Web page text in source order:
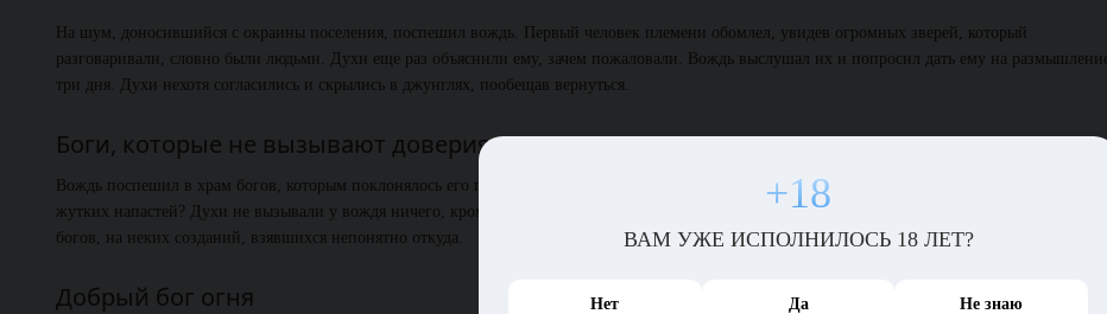
На шум, доносившийся с окраины поселения, поспешил вождь. Первый человек племени обомлел, увидев огромных зверей, который
разговаривали, словно были людьми. Духи еще раз объяснили ему, зачем пожаловали. Вождь выслушал их и попросил дать ему на размышление
три дня. Духи нехотя согласились и скрылись в джунглях, пообещав вернуться.
Боги, которые не вызывают доверия
Вождь поспешил в храм богов, которым поклонялось его племя. Он спросил у верховной жрицы, как можно защитить всех Вицукли от двух
жутких напастей? Духи не вызывали у вождя ничего, кроме тревоги и недоверия. Верховная жрица тоже оказалась категорически против смены
богов, на неких созданий, взявшихся непонятно откуда.
Добрый бог огня
+18
ВАМ УЖЕ ИСПОЛНИЛОСЬ 18 ЛЕТ?
Нет Да Не знаю